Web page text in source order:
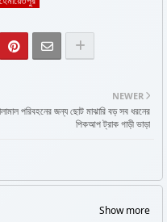
NEWER
পরিবহনের জন্য ছোট মাঝারি বড় সব ধরনের
পিকআপ ট্রাক গাড়ী ভাড়া
Show more